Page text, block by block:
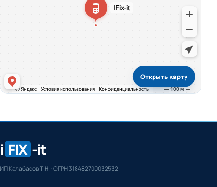
Открыть карту
i FIX -it
ИП Калабасов Т.Н. · ОГРН 318482700032532